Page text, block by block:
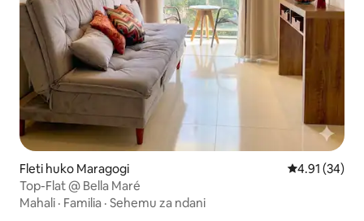
Fleti huko Maragogi Ukadiriaji wa
4.91 (34)
Top-Flat @ Bella Maré
Mahali · Familia · Sehemu za ndani